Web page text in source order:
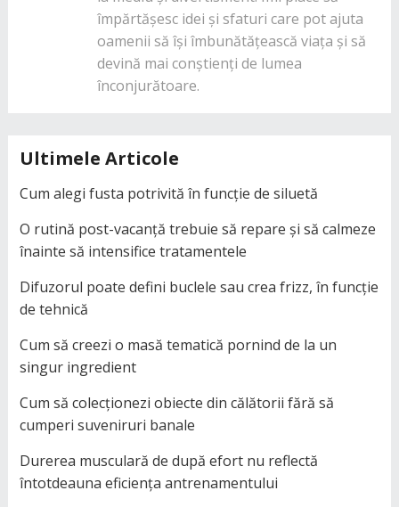
împărtășesc idei și sfaturi care pot ajuta
oamenii să își îmbunătățească viața și să
devină mai conștienți de lumea
înconjurătoare.
Ultimele Articole
Cum alegi fusta potrivită în funcție de siluetă
O rutină post-vacanță trebuie să repare și să calmeze
înainte să intensifice tratamentele
Difuzorul poate defini buclele sau crea frizz, în funcție
de tehnică
Cum să creezi o masă tematică pornind de la un
singur ingredient
Cum să colecționezi obiecte din călătorii fără să
cumperi suveniruri banale
Durerea musculară de după efort nu reflectă
întotdeauna eficiența antrenamentului